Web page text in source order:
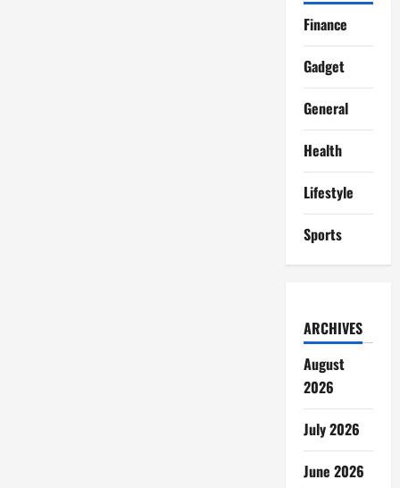
Finance
Gadget
General
Health
Lifestyle
Sports
ARCHIVES
August
2026
July 2026
June 2026